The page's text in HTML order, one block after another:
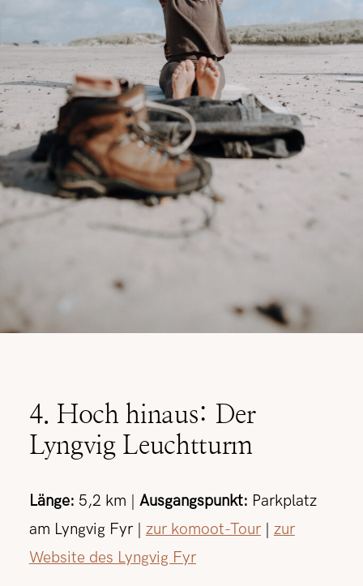
4. Hoch hinaus: Der
Lyngvig Leuchtturm
Länge: 5,2 km | Ausgangspunkt: Parkplatz
am Lyngvig Fyr | zur komoot-Tour| zur
Website des Lyngvig Fyr